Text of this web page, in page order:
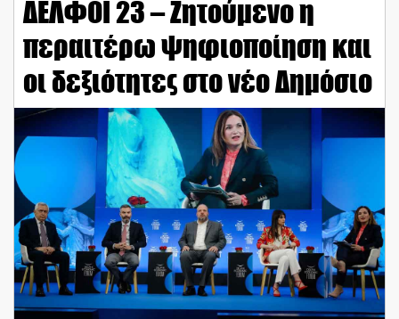
ΔΕΛΦΟΙ 23 – Ζητούμενο η
περαιτέρω ψηφιοποίηση και
οι δεξιότητες στο νέο Δημόσιο